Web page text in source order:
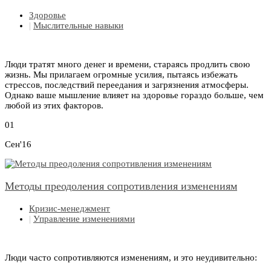
Здоровье
| Мыслительные навыки
Люди тратят много денег и времени, стараясь продлить свою
жизнь. Мы прилагаем огромные усилия, пытаясь избежать
стрессов, последствий переедания и загрязнения атмосферы.
Однако ваше мышление влияет на здоровье гораздо больше, чем
любой из этих факторов.
01
Сен'16
Методы преодоления сопротивления изменениям
Кризис-менеджмент
| Управление изменениями
Люди часто сопротивляются изменениям, и это неудивительно: